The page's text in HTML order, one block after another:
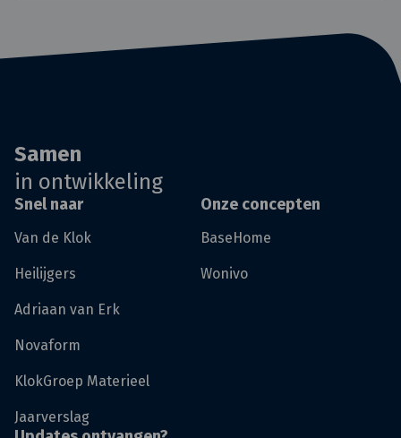
Samen
in ontwikkeling
Snel naar
Van de Klok
Heilijgers
Adriaan van Erk
Novaform
KlokGroep Materieel
Jaarverslag
Onze concepten
BaseHome
Wonivo